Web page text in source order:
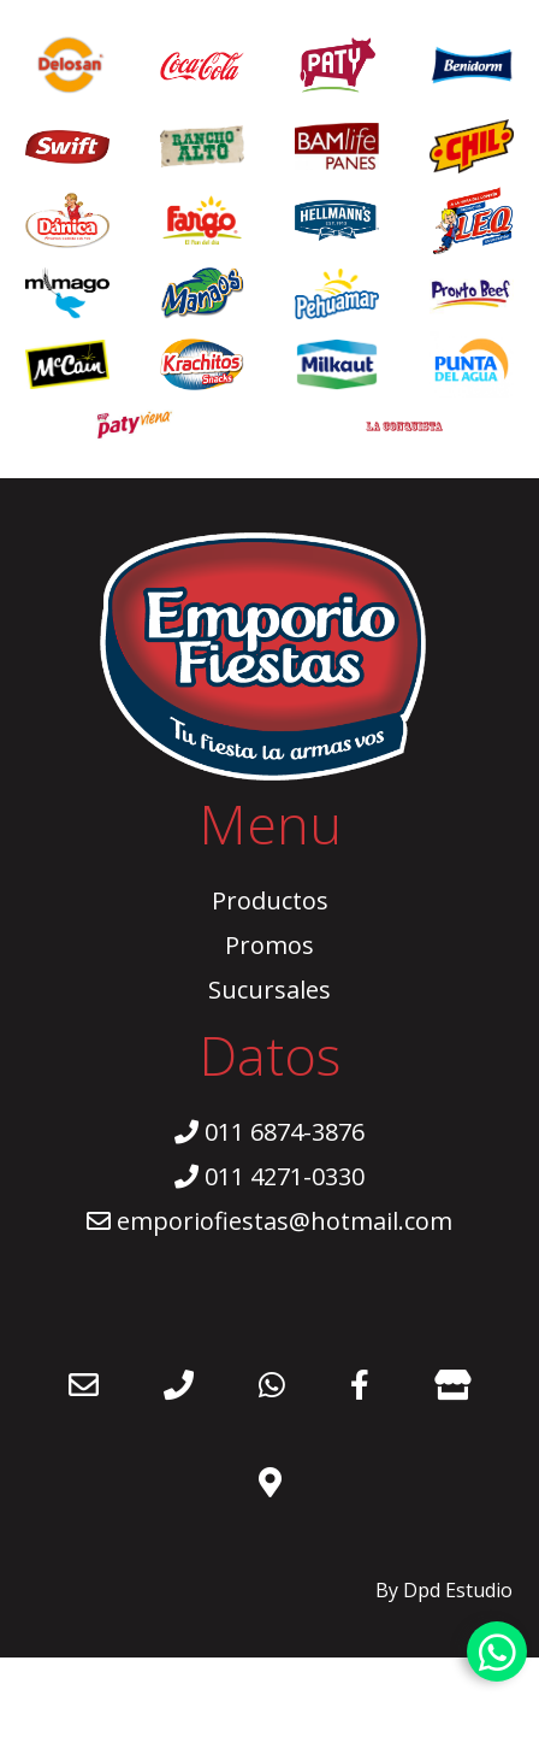
Menu
Productos
Promos
Sucursales
Datos
011 6874-3876
011 4271-0330
emporiofiestas@hotmail.com
By Dpd Estudio